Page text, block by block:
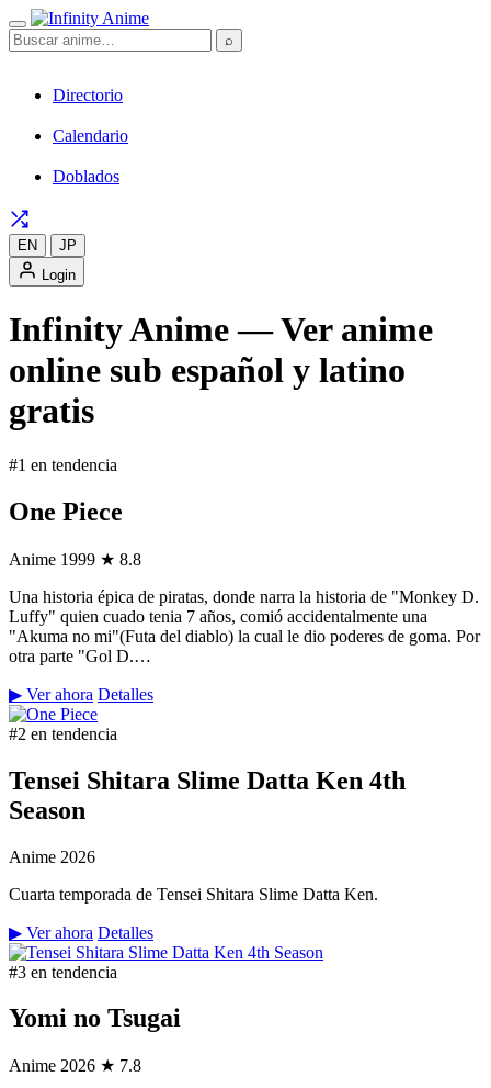
⌕
Directorio
Calendario
Doblados
EN
JP
Login
Infinity Anime — Ver anime
online sub español y latino
gratis
#1 en tendencia
One Piece
Anime 1999 ★ 8.8
Una historia épica de piratas, donde narra la historia de "Monkey D.
Luffy" quien cuado tenia 7 años, comió accidentalmente una
"Akuma no mi"(Futa del diablo) la cual le dio poderes de goma. Por
otra parte "Gol D.…
▶ Ver ahora Detalles
#2 en tendencia
Tensei Shitara Slime Datta Ken 4th
Season
Anime 2026
Cuarta temporada de Tensei Shitara Slime Datta Ken.
▶ Ver ahora Detalles
#3 en tendencia
Yomi no Tsugai
Anime 2026 ★ 7.8